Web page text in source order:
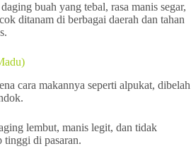
buah yang tebal, rasa manis segar,
ditanam di berbagai daerah dan tahan
cara makannya seperti alpukat, dibelah
lembut, manis legit, dan tidak
tinggi di pasaran.